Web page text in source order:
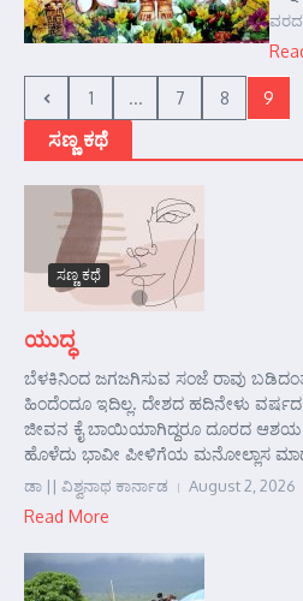
1 ... 7 8 9
ಸಣ್ಣ ಕಥೆ
ಸಣ್ಣ ಕಥೆ
ಯುದ್ಧ
ಬೆಳಕಿನಿಂದ ಜಗಜಗಿಸುವ ಸಂಜೆ ರಾವು ಬಡಿದಂತೆ
ಹಿಂದೆಂದೂ ಇದಿಲ್ಲ. ದೇಶದ ಹದಿನೇಳು ವರ್ಷದ
ಜೀವನ ಕೈ ಬಾಯಿಯಾಗಿದ್ದರೂ ದೂರದ
ಹೊಳೆದು ಭಾವೀ ಪೀಳಿಗೆಯ ಮನೋಲ್ಲಾಸ
ಡಾ || ವಿಶ್ವನಾಥ ಕಾರ್ನಾಡ August 2, 2026
Read More